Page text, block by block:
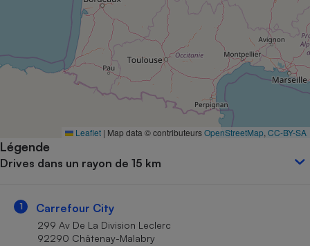
Leaflet | Map data © contributeursOpenStreetMap CC-BY-SA
Légende
Drives dans un rayon de 15 km
1 Carrefour City
299 Av De La Division Leclerc
92290 Châtenay-Malabry
Complément
alimentaire
Assurance emprunteur
Banque
Petit électroménager -
Matelas
Mutuelle